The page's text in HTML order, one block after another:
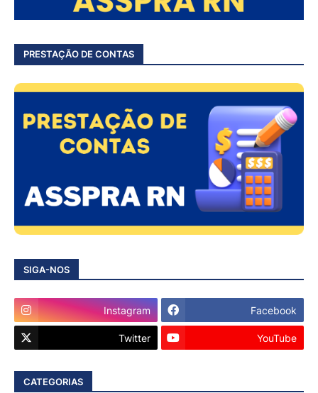
PRESTAÇÃO DE CONTAS
SIGA-NOS
Instagram Facebook
Twitter YouTube
CATEGORIAS